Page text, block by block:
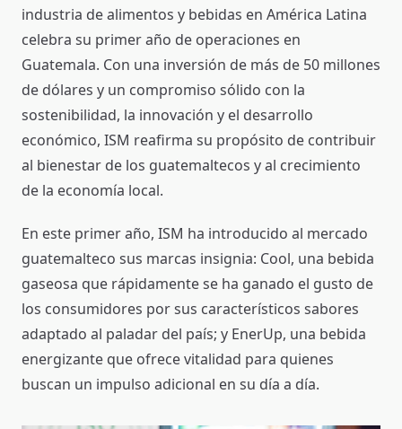
industria de alimentos y bebidas en América Latina
celebra su primer año de operaciones en
Guatemala. Con una inversión de más de 50 millones
de dólares y un compromiso sólido con la
sostenibilidad, la innovación y el desarrollo
económico, ISM reafirma su propósito de contribuir
al bienestar de los guatemaltecos y al crecimiento
de la economía local.
En este primer año, ISM ha introducido al mercado
guatemalteco sus marcas insignia: Cool, una bebida
gaseosa que rápidamente se ha ganado el gusto de
los consumidores por sus característicos sabores
adaptado al paladar del país; y EnerUp, una bebida
energizante que ofrece vitalidad para quienes
buscan un impulso adicional en su día a día.